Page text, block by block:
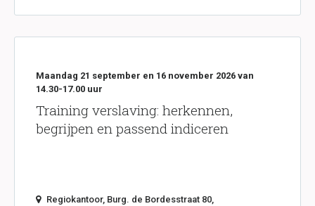
Training verslaving: herkennen,
begrijpen en passend indiceren
Maandag 21 september en 16 november 2026 van
14.30-17.00 uur
Regiokantoor, Burg. de Bordesstraat 80,